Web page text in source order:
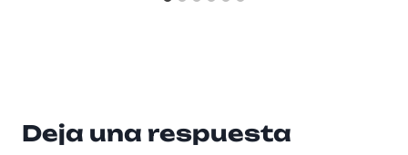
Deja una respuesta